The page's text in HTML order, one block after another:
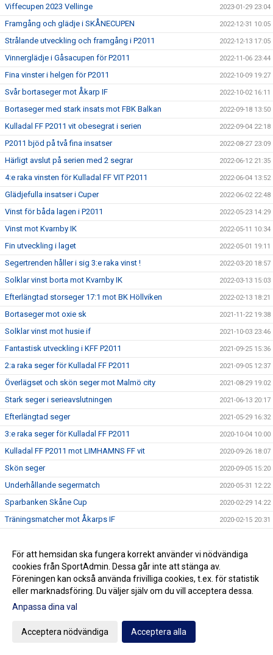
Viffecupen 2023 Vellinge 2023-01-29 23:04
Framgång och glädje i SKÅNECUPEN 2022-12-31 10:05
Strålande utveckling och framgång i P2011 2022-12-13 17:05
Vinnerglädje i Gåsacupen för P2011 2022-11-06 23:44
Fina vinster i helgen för P2011 2022-10-09 19:27
Svår bortaseger mot Åkarp IF 2022-10-02 16:11
Bortaseger med stark insats mot FBK Balkan 2022-09-18 13:50
Kulladal FF P2011 vit obesegrat i serien 2022-09-04 22:18
P2011 bjöd på två fina insatser 2022-08-27 23:09
Härligt avslut på serien med 2 segrar 2022-06-12 21:35
4:e raka vinsten för Kulladal FF VIT P2011 2022-06-04 13:52
Glädjefulla insatser i Cuper 2022-06-02 22:48
Vinst för båda lagen i P2011 2022-05-23 14:29
Vinst mot Kvarnby IK 2022-05-11 10:34
Fin utveckling i laget 2022-05-01 19:11
Segertrenden håller i sig 3:e raka vinst ! 2022-03-20 18:57
Solklar vinst borta mot Kvarnby IK 2022-03-13 15:03
Efterlängtad storseger 17:1 mot BK Höllviken 2022-02-13 18:21
Bortaseger mot oxie sk 2021-11-22 19:38
Solklar vinst mot husie if 2021-10-03 23:46
Fantastisk utveckling i KFF P2011 2021-09-25 15:36
2:a raka seger för Kulladal FF P2011 2021-09-05 12:37
Överlägset och skön seger mot Malmö city 2021-08-29 19:02
Stark seger i serieavslutningen 2021-06-13 20:17
Efterlängtad seger 2021-05-29 16:32
3:e raka seger för Kulladal FF P2011 2020-10-04 10:00
Kulladal FF P2011 mot LIMHAMNS FF vit 2020-09-26 18:07
Skön seger 2020-09-05 15:20
Underhållande segermatch 2020-05-31 12:22
Sparbanken Skåne Cup 2020-02-29 14:22
Träningsmatcher mot Åkarps IF 2020-02-15 20:31
Inställd träning tisdag 1/5 2018-04-26 22:54
Info P2011 2018-04-08 13:04
Gå till Webbversion
För att hemsidan ska fungera korrekt använder vi nödvändiga
cookies från SportAdmin. Dessa går inte att stänga av.
Föreningen kan också använda frivilliga cookies, t.ex. för statistik
eller marknadsföring. Du väljer själv om du vill acceptera dessa.
Anpassa dina val
Acceptera nödvändiga Acceptera alla